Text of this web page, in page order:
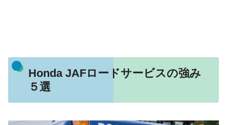
Honda JAFロードサービスの強み
５選